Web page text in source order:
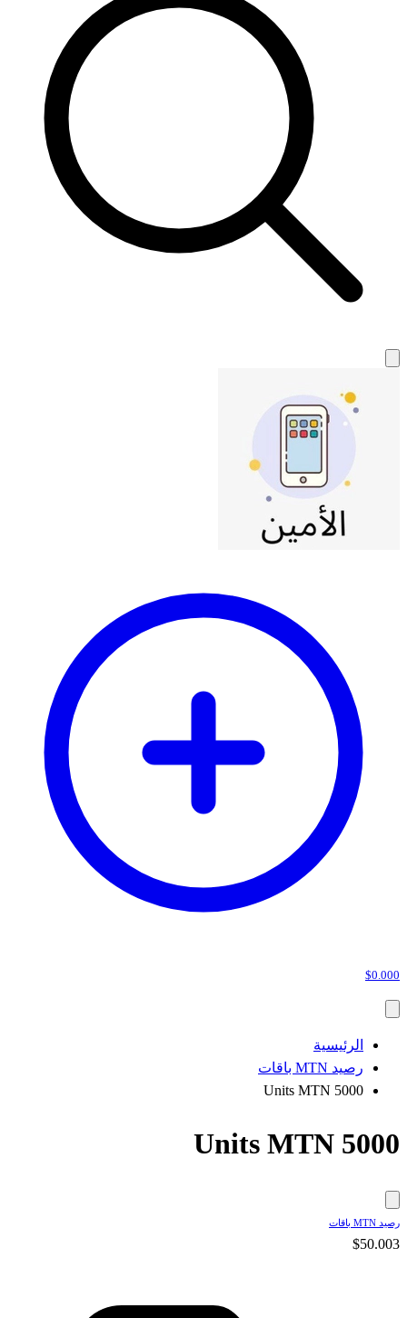
$0.000
الرئيسية
رصيد MTN باقات
5000 Units MTN
5000 Units MTN
رصيد MTN باقات
$50.003